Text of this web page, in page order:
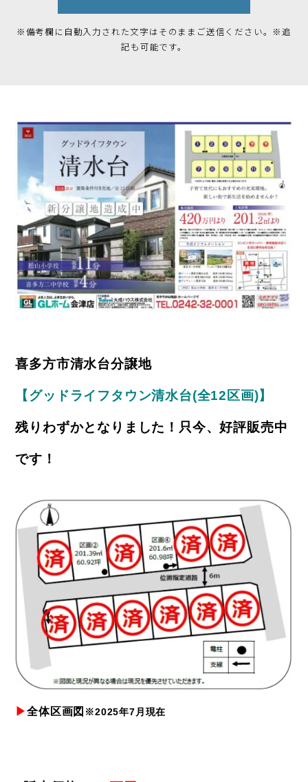
※備考欄に自動入力された文字はそのままご送信ください。※追
記も可能です。
喜多方市清水台分譲地
【グッドライフタウン清水台(全12区画)】
残りわずかとなりました！只今、好評販売中
です！
▶全体区画図 ※2025年7月現在